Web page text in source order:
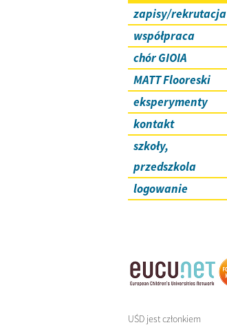
zapisy/rekrutacja
współpraca
chór GIOIA
MATT Flooreski
eksperymenty
kontakt
szkoły,
przedszkola
logowanie
UŚD jest członkiem